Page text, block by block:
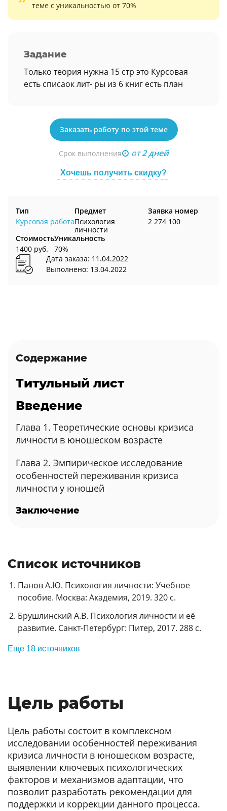
теме с уникальностью от 70%
Задание
Только теория нужна 15 стр это Курсовая
есть списаок лит- ры из 6 книг есть план
Заказать работу по этой теме
Срок выполнения от2 дней
Хочешь получить скидку?
Тип
Курсовая работа
Предмет
Психология
личности
Заявка номер
2 274 100
Стоимость
1400 руб.
Уникальность
70%
Дата заказа: 11.04.2022
Выполнено: 13.04.2022
Содержание
Титульный лист
Введение
Глава 1. Теоретические основы кризиса
личности в юношеском возрасте
Глава 2. Эмпирическое исследование
особенностей переживания кризиса
личности у юношей
Заключение
Список источников
Панов А.Ю. Психология личности: Учебное
пособие. Москва: Академия, 2019. 320 с.
Брушлинский А.В. Психология личности и её
развитие. Санкт-Петербург: Питер, 2017. 288 с.
Еще 18 источников
Цель работы
Цель работы состоит в комплексном
исследовании особенностей переживания
кризиса личности в юношеском возрасте,
выявлении ключевых психологических
факторов и механизмов адаптации, что
позволит разработать рекомендации для
поддержки и коррекции данного процесса.